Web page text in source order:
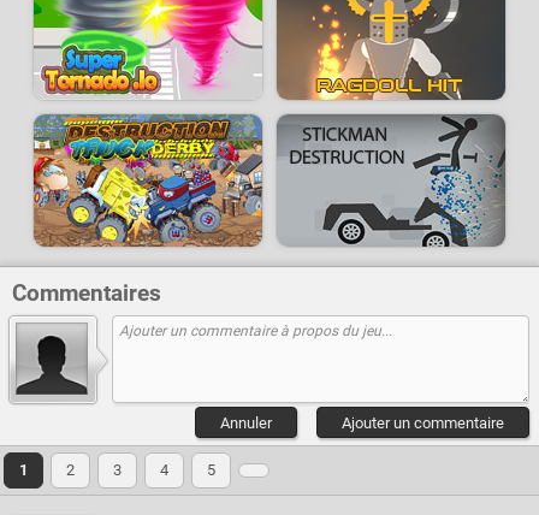
Commentaires
Ajouter un commentaire
Annuler
1 2 3 4 5